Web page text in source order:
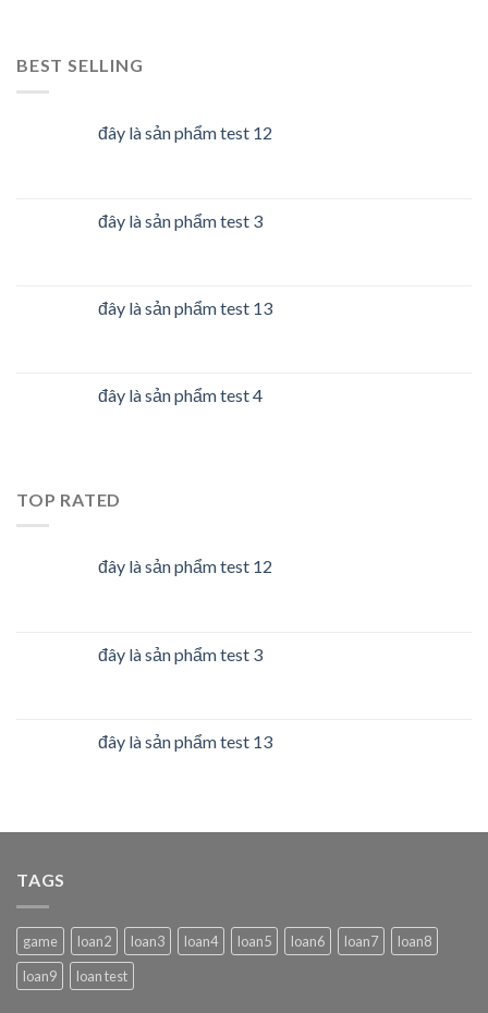
BEST SELLING
đây là sản phẩm test 12
đây là sản phẩm test 3
đây là sản phẩm test 13
đây là sản phẩm test 4
TOP RATED
đây là sản phẩm test 12
đây là sản phẩm test 3
đây là sản phẩm test 13
TAGS
game loan2 loan3 loan4 loan5 loan6 loan7
loan8
loan9
loan test